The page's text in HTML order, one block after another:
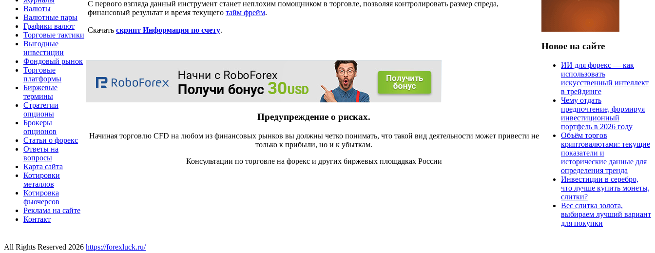
Валюты
Валютные пары
Графики валют
Торговые тактики
Выгодные
инвестиции
Фондовый рынок
Торговые
платформы
Биржевые
термины
Стратегии
опционы
Брокеры
опционов
Статьи о форекс
Ответы на
вопросы
Карта сайта
Котировки
металлов
Котировка
фьючерсов
Реклама на сайте
Контакт
С первого взгляда данный инструмент станет неплохим помощником в торговле, позволяя контролировать размер спреда,
финансовый результат и время текущего тайм фрейм.
Скачать скрипт Информация по счету.
Предупреждение о рисках.
Начиная торговлю CFD на любом из финансовых рынков вы должны четко понимать, что такой вид деятельности может привести не
только к прибыли, но и к убыткам.
Консультации по торговле на форекс и других биржевых площадках России
Новое на сайте
ИИ для форекс — как
использовать
искусственный интеллект
в трейдинге
Чему отдать
предпочтение, формируя
инвестиционный
портфель в 2026 году
Объём торгов
криптовалютами: текущие
показатели и
исторические данные для
определения тренда
Инвестиции в серебро,
что лучше купить монеты,
слитки?
Вес слитка золота,
выбираем лучший вариант
для покупки
All Rights Reserved 2026 https://forexluck.ru/